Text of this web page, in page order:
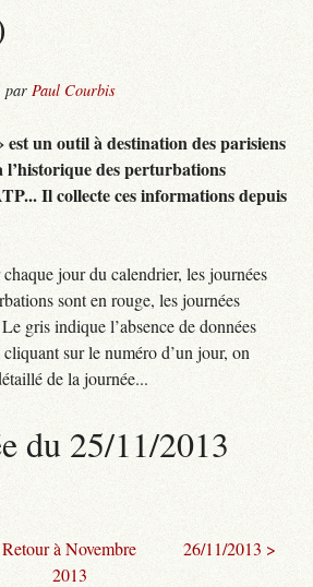
parPaul Courbis
un outil à destination des parisiens
l’historique des perturbations
Il collecte ces informations depuis
jour du calendrier, les journées
sont en rouge, les journées
gris indique l’absence de données
sur le numéro d’un jour, on
de la journée...
du 25/11/2013
Retour à Novembre
2013
26/11/2013 >